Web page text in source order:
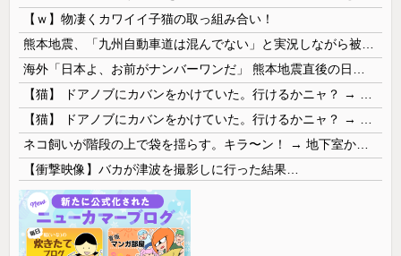
【ｗ】物凄くカワイイ子猫の取っ組み合い！
【衝撃映像】バカが津波を撮影しに行った結果…